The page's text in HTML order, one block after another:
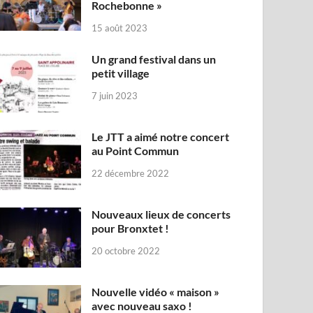
Rochebonne »
15 août 2023
Un grand festival dans un
petit village
7 juin 2023
Le JTT a aimé notre concert
au Point Commun
22 décembre 2022
Nouveaux lieux de concerts
pour Bronxtet !
20 octobre 2022
Nouvelle vidéo « maison »
avec nouveau saxo !